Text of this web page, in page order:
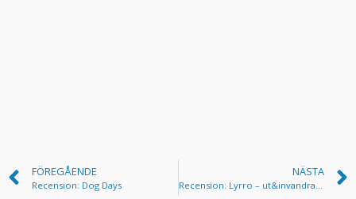
FÖREGÅENDE
Recension: Dog Days
NÄSTA
Recension: Lyrro – ut&invandrarna